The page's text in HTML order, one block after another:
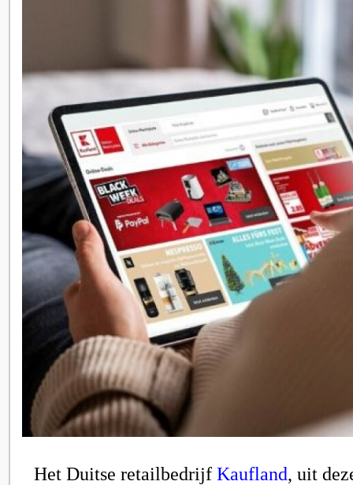
Het Duitse retailbedrijf Kaufland, uit